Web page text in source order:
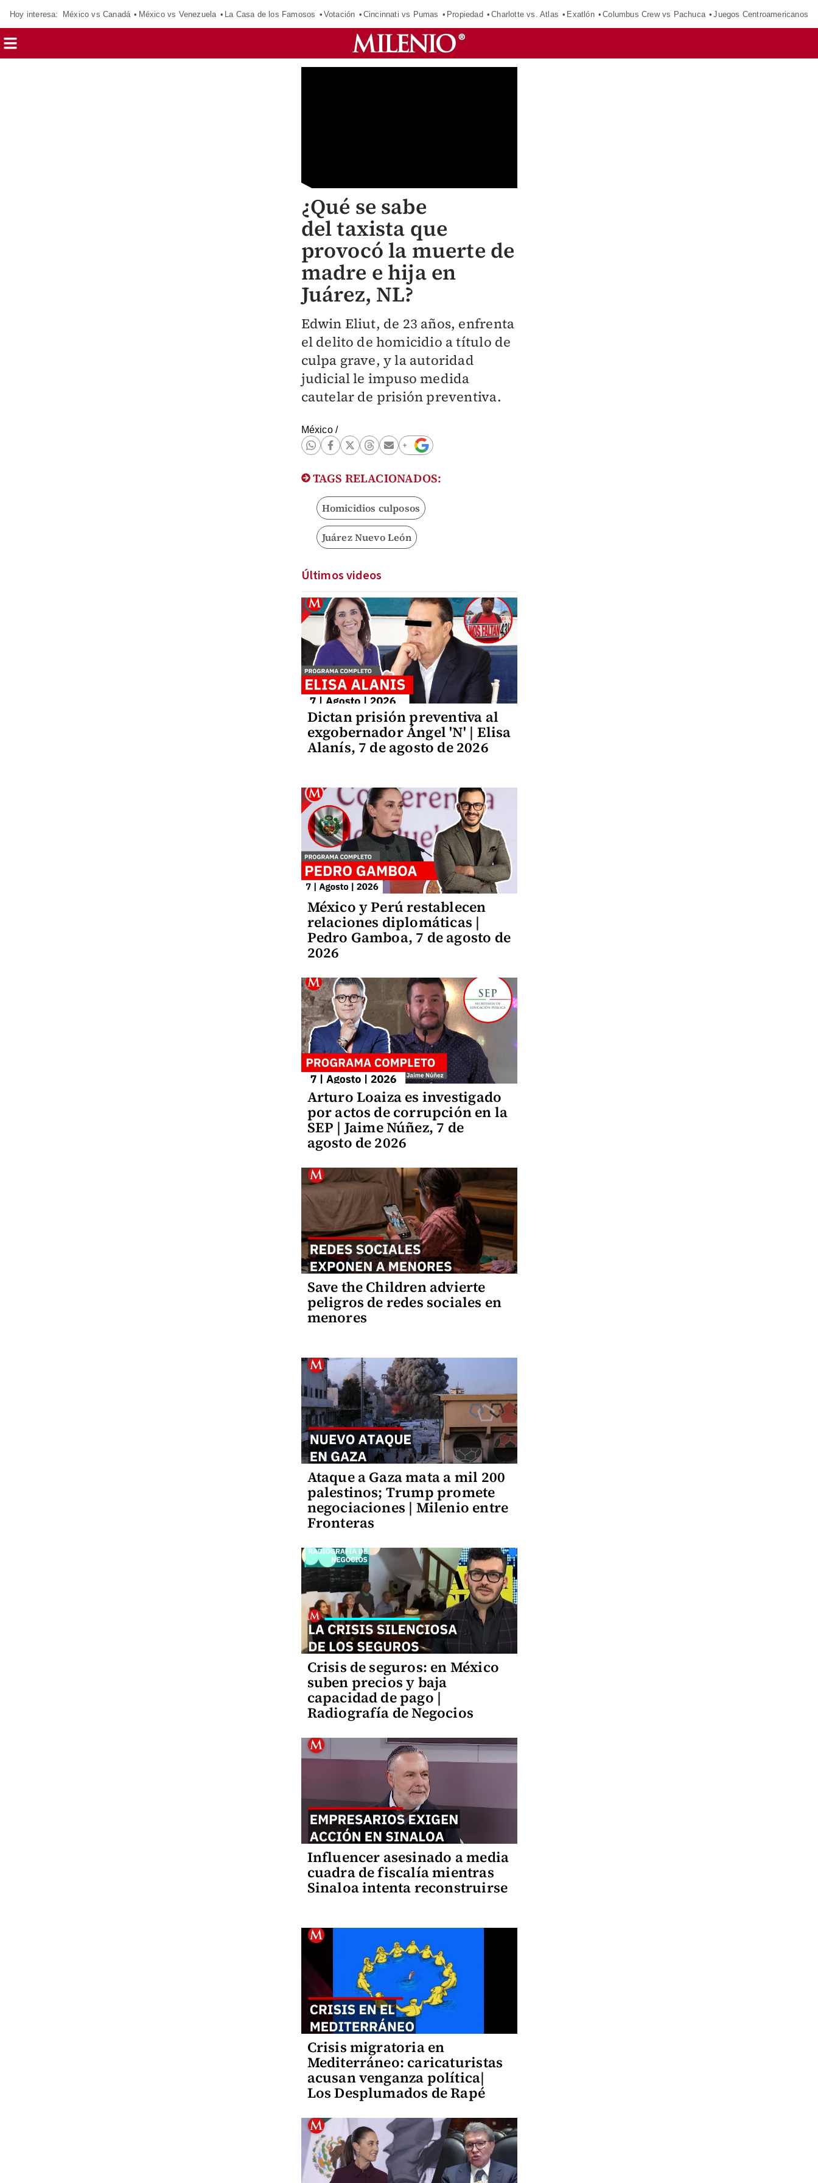
Hoy interesa: México vs Canadá México vs Venezuela La Casa de los Famosos Votación Cincinnati vs Pumas Propiedad Charlotte vs. Atlas Exatlón Columbus Crew vs Pachuca Juegos Centroamericanos
¿Qué se sabe
del taxista que
provocó la muerte de
madre e hija en
Juárez, NL?
Edwin Eliut, de 23 años, enfrenta
el delito de homicidio a título de
culpa grave, y la autoridad
judicial le impuso medida
cautelar de prisión preventiva.
México/
TAGS RELACIONADOS:
Homicidios culposos
Juárez Nuevo León
Últimos videos
Dictan prisión preventiva al
exgobernador Ángel 'N' | Elisa
Alanís, 7 de agosto de 2026
México y Perú restablecen
relaciones diplomáticas |
Pedro Gamboa, 7 de agosto de
2026
Arturo Loaiza es investigado
por actos de corrupción en la
SEP | Jaime Núñez, 7 de
agosto de 2026
Save the Children advierte
peligros de redes sociales en
menores
Ataque a Gaza mata a mil 200
palestinos; Trump promete
negociaciones | Milenio entre
Fronteras
Crisis de seguros: en México
suben precios y baja
capacidad de pago |
Radiografía de Negocios
Influencer asesinado a media
cuadra de fiscalía mientras
Sinaloa intenta reconstruirse
Crisis migratoria en
Mediterráneo: caricaturistas
acusan venganza política|
Los Desplumados de Rapé